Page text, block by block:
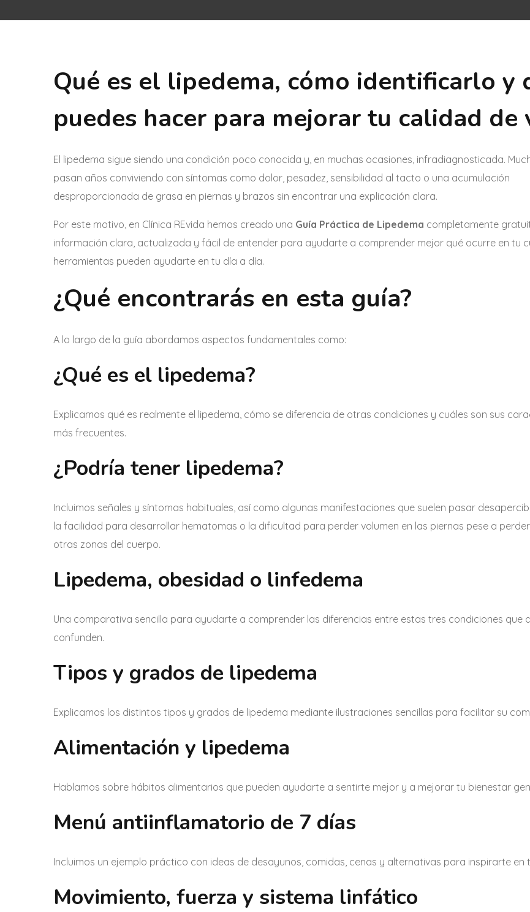
Qué es el lipedema, cómo identificarlo y
puedes hacer para mejorar tu calidad de
El lipedema sigue siendo una condición poco conocida y, en muchas ocasiones, infradiagnosticada.
pasan años conviviendo con síntomas como dolor, pesadez, sensibilidad al tacto o una acumulación
desproporcionada de grasa en piernas y brazos sin encontrar una explicación clara.
Por este motivo, en Clínica REvida hemos creado una Guía Práctica de Lipedema completamente
información clara, actualizada y fácil de entender para ayudarte a comprender mejor qué ocurre en tu
herramientas pueden ayudarte en tu día a día.
¿Qué encontrarás en esta guía?
A lo largo de la guía abordamos aspectos fundamentales como:
¿Qué es el lipedema?
Explicamos qué es realmente el lipedema, cómo se diferencia de otras condiciones y cuáles son sus
más frecuentes.
¿Podría tener lipedema?
Incluimos señales y síntomas habituales, así como algunas manifestaciones que suelen pasar
la facilidad para desarrollar hematomas o la dificultad para perder volumen en las piernas pese a
otras zonas del cuerpo.
Lipedema, obesidad o linfedema
Una comparativa sencilla para ayudarte a comprender las diferencias entre estas tres condiciones que
confunden.
Tipos y grados de lipedema
Explicamos los distintos tipos y grados de lipedema mediante ilustraciones sencillas para facilitar su
Alimentación y lipedema
Hablamos sobre hábitos alimentarios que pueden ayudarte a sentirte mejor y a mejorar tu bienestar
Menú antiinflamatorio de 7 días
Incluimos un ejemplo práctico con ideas de desayunos, comidas, cenas y alternativas para inspirarte en
Movimiento, fuerza y sistema linfático